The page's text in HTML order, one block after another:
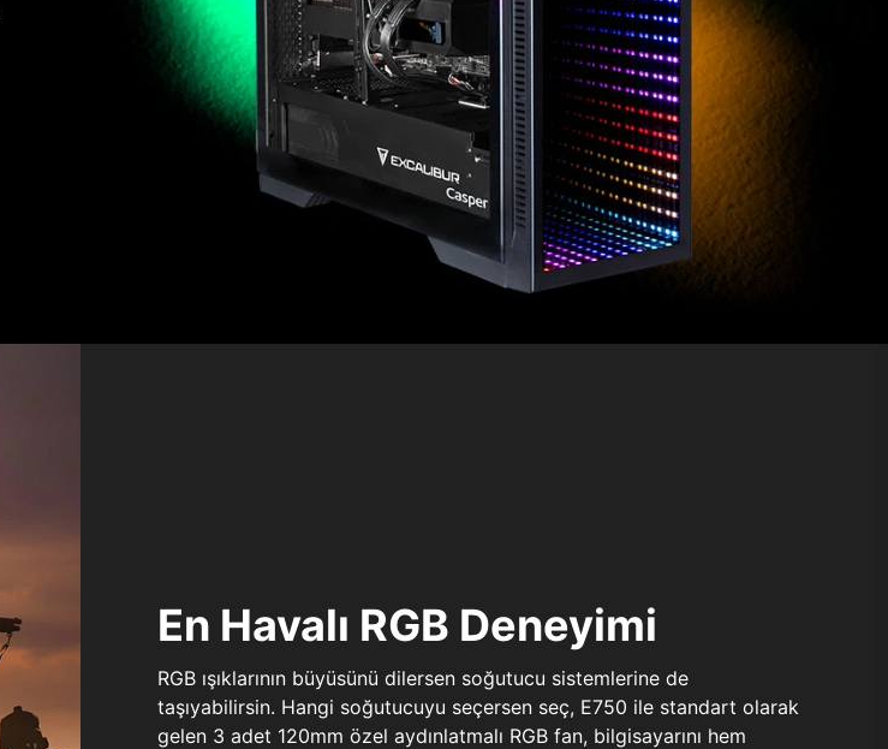
En Havalı RGB Deneyimi
RGB ışıklarının büyüsünü dilersen soğutucu sistemlerine de
taşıyabilirsin. Hangi soğutucuyu seçersen seç, E750 ile standart olarak
gelen 3 adet 120mm özel aydınlatmalı RGB fan, bilgisayarını hem